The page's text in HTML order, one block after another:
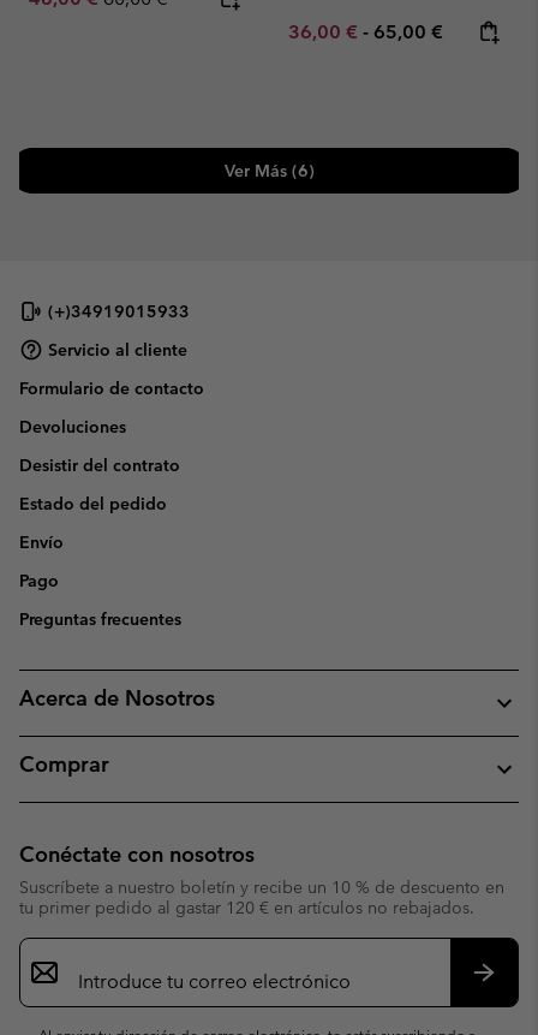
Minimum sale price:
36,00 € - Maximum price:
65,00 €
Ver Más (6)
(+)34919015933
Servicio al cliente
Formulario de contacto
Devoluciones
Desistir del contrato
Estado del pedido
Envío
Pago
Preguntas frecuentes
Acerca de Nosotros
Comprar
Conéctate con nosotros
Suscríbete a nuestro boletín y recibe un 10 % de descuento en
tu primer pedido al gastar 120 € en artículos no rebajados.
Suscripción
de
correo